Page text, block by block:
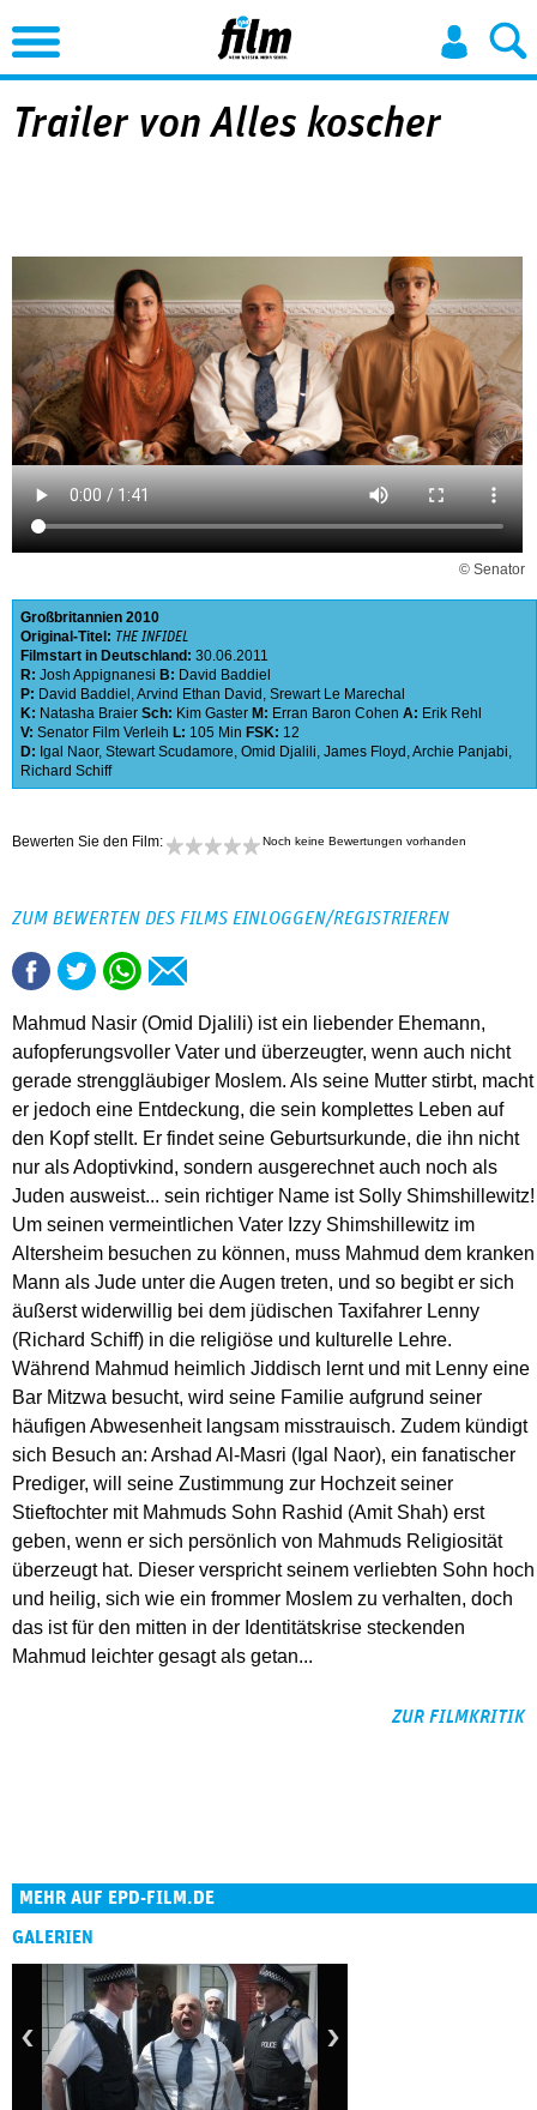
Jump to Navigation
Trailer von Alles koscher
© Senator
Großbritannien 2010
Original-Titel: THE INFIDEL
Filmstart in Deutschland: 30.06.2011
R: Josh Appignanesi B: David Baddiel
P: David Baddiel ,Arvind Ethan David , Srewart Le Marechal
K: Natasha Braier Sch: Kim Gaster M: Erran Baron Cohen A: Erik Rehl
V: Senator Film Verleih L: 105 Min FSK: 12
D: Igal Naor, Stewart Scudamore, Omid Djalili, James Floyd ,Archie Panjabi,
Richard Schiff
Bewerten Sie den Film: Noch keine Bewertungen vorhanden
ZUM BEWERTEN DES FILMS EINLOGGEN/REGISTRIEREN
Mahmud Nasir (Omid Djalili) ist ein liebender Ehemann,
aufopferungsvoller Vater und überzeugter, wenn auch nicht
gerade strenggläubiger Moslem. Als seine Mutter stirbt, macht
er jedoch eine Entdeckung, die sein komplettes Leben auf
den Kopf stellt. Er findet seine Geburtsurkunde, die ihn nicht
nur als Adoptivkind, sondern ausgerechnet auch noch als
Juden ausweist... sein richtiger Name ist Solly Shimshillewitz!
Um seinen vermeintlichen Vater Izzy Shimshillewitz im
Altersheim besuchen zu können, muss Mahmud dem kranken
Mann als Jude unter die Augen treten, und so begibt er sich
äußerst widerwillig bei dem jüdischen Taxifahrer Lenny
(Richard Schiff) in die religiöse und kulturelle Lehre.
Während Mahmud heimlich Jiddisch lernt und mit Lenny eine
Bar Mitzwa besucht, wird seine Familie aufgrund seiner
häufigen Abwesenheit langsam misstrauisch. Zudem kündigt
sich Besuch an: Arshad Al-Masri (Igal Naor), ein fanatischer
Prediger, will seine Zustimmung zur Hochzeit seiner
Stieftochter mit Mahmuds Sohn Rashid (Amit Shah) erst
geben, wenn er sich persönlich von Mahmuds Religiosität
überzeugt hat. Dieser verspricht seinem verliebten Sohn hoch
und heilig, sich wie ein frommer Moslem zu verhalten, doch
das ist für den mitten in der Identitätskrise steckenden
Mahmud leichter gesagt als getan...
ZUR FILMKRITIK
MEHR AUF EPD-FILM.DE
GALERIEN